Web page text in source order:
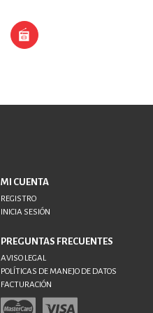
MI CUENTA
REGISTRO
INICIA SESIÓN
PREGUNTAS FRECUENTES
AVISO LEGAL
POLÍTICAS DE MANEJO DE DATOS
FACTURACIÓN